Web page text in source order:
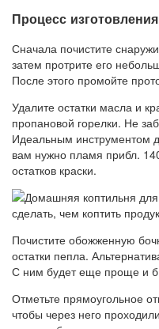
Процесс
Сначала почистите
затем протрите его
После этого промойте
Удалите остатки масла и
пропановой горелки. Не
Идеальным инструментом
вам нужно пламя прибл.
остатков краски.
Почистите обожженную
остатки пепла.
С ним будет еще проще и
Отметьте прямоугольное
чтобы через него